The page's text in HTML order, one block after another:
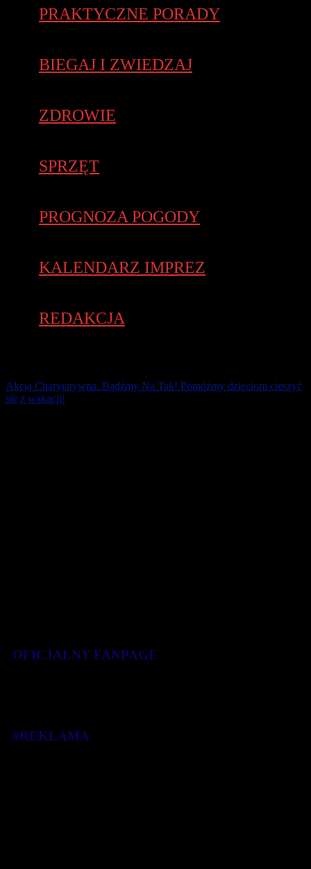
PRAKTYCZNE PORADY
BIEGAJ I ZWIEDZAJ
ZDROWIE
SPRZĘT
PROGNOZA POGODY
KALENDARZ IMPREZ
REDAKCJA
Akcja Charytatywna. Bądźmy Na Tak! Pomóżmy dzieciom cieszyć
się z wakacji!
OFICJALNY FANPAGE
#REKLAMA